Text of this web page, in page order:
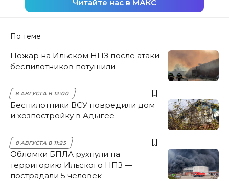
Читайте нас в МАКС
По теме
Пожар на Ильском НПЗ после атаки
беспилотников потушили
8 АВГУСТА В 12:00
Беспилотники ВСУ повредили дом
и хозпостройку в Адыгее
8 АВГУСТА В 11:25
Обломки БПЛА рухнули на
территорию Ильского НПЗ —
пострадали 5 человек